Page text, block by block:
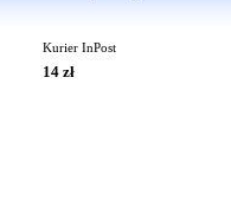
Kurier InPost
14 zł